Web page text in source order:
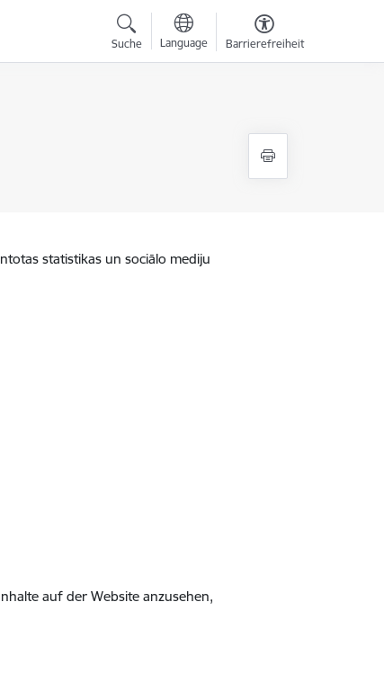
Suche Language Barrierefreiheit
statistikas un sociālo mediju
auf der Website anzusehen,